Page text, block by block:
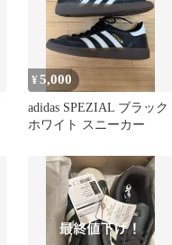
¥5,000
adidas SPEZIAL ブラック
ホワイト スニーカー